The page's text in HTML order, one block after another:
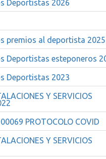
Deportistas 2026
premios al deportista 2025
Deportistas esteponeros
Deportistas 2023
Y SERVICIOS
PROTOCOLO COVID
Y SERVICIOS